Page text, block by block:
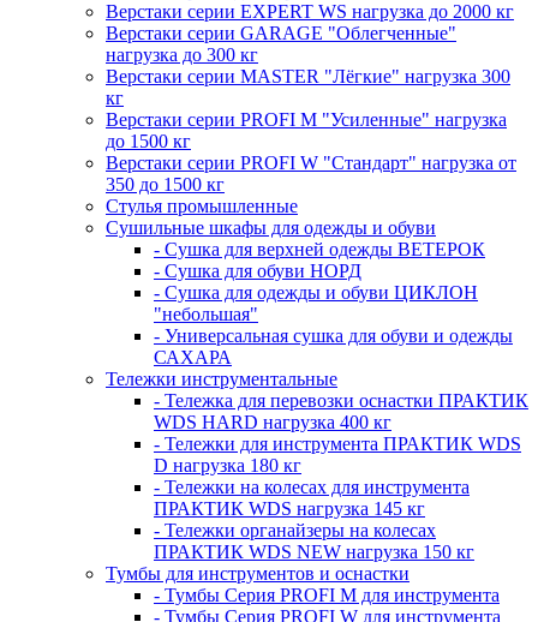
Верстаки серии EXPERT WS нагрузка до 2000 кг
Верстаки серии GARAGE "Облегченные"
нагрузка до 300 кг
Верстаки серии MASTER "Лёгкие" нагрузка 300
кг
Верстаки серии PROFI M "Усиленные" нагрузка
до 1500 кг
Верстаки серии PROFI W "Стандарт" нагрузка от
350 до 1500 кг
Стулья промышленные
Сушильные шкафы для одежды и обуви
- Сушка для верхней одежды ВЕТЕРОК
- Сушка для обуви НОРД
- Сушка для одежды и обуви ЦИКЛОН
"небольшая"
- Универсальная сушка для обуви и одежды
САХАРА
Тележки инструментальные
- Тележка для перевозки оснастки ПРАКТИК
WDS HARD нагрузка 400 кг
- Тележки для инструмента ПРАКТИК WDS
D нагрузка 180 кг
- Тележки на колесах для инструмента
ПРАКТИК WDS нагрузка 145 кг
- Тележки органайзеры на колесах
ПРАКТИК WDS NEW нагрузка 150 кг
Тумбы для инструментов и оснастки
- Тумбы Серия PROFI M для инструмента
- Тумбы Серия PROFI W для инструмента